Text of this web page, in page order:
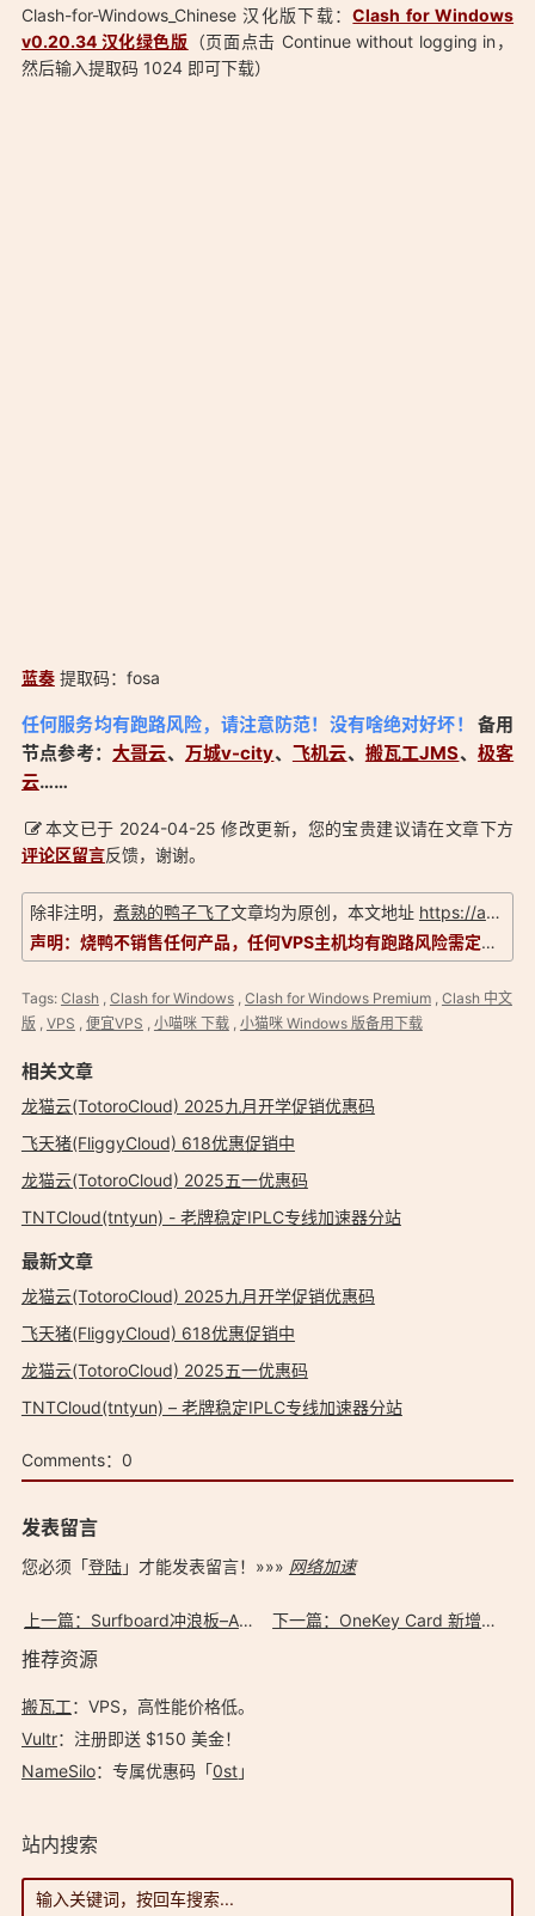
Clash-for-Windows_Chinese 汉化版下载：Clash for Windows
v0.20.34 汉化绿色版 （页面点击 Continue without logging in，
然后输入提取码 1024 即可下载）
蓝奏提取码：fosa
「Clash for Windows Premium v0.20.34 小喵咪 绿色汉化版：
https://aduck.win/222/」
任何服务均有跑路风险，请注意防范！没有啥绝对好坏！
备用
节点参考：大哥云、 万城v-city、 飞机云、 搬瓦工JMS、 极客
云……
本文已于 2024-04-25 修改更新，您的宝贵建议请在文章下方
评论区留言反馈，谢谢。
除非注明， 煮熟的鸭子飞了文章均为原创，本文地址 https://aduck.win/222/
声明：烧鸭不销售任何产品，任何VPS主机均有跑路风险需定期备份，信息以实际为准，评测仅供参考！
Tags: Clash, Clash for Windows, Clash for Windows Premium, Clash 中文
版 , VPS , 便宜VPS , 小喵咪 下载, 小猫咪 Windows 版备用下载
相关文章
龙猫云(TotoroCloud) 2025九月开学促销优惠码
飞天猪(FliggyCloud) 618优惠促销中
龙猫云(TotoroCloud) 2025五一优惠码
TNTCloud(tntyun) - 老牌稳定IPLC专线加速器分站
最新文章
龙猫云(TotoroCloud) 2025九月开学促销优惠码
飞天猪(FliggyCloud) 618优惠促销中
龙猫云(TotoroCloud) 2025五一优惠码
TNTCloud(tntyun) – 老牌稳定IPLC专线加速器分站
Comments： 0
发表留言
您必须「登陆」才能发表留言！»»» 网络加速
上一篇：Surfboard冲浪板–Android安卓系统最快速科学上网代理工具 下一篇：OneKey Card 新增钱包 & 体验增强
推荐资源
搬瓦工：VPS，高性能价格低。️
Vultr：注册即送 $150 美金！
NameSilo：专属优惠码「0st」
站内搜索